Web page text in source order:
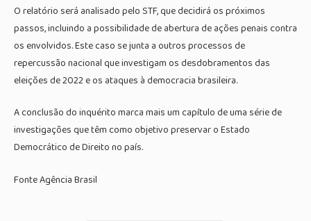
O relatório será analisado pelo STF, que decidirá os próximos
passos, incluindo a possibilidade de abertura de ações penais contra
os envolvidos. Este caso se junta a outros processos de
repercussão nacional que investigam os desdobramentos das
eleições de 2022 e os ataques à democracia brasileira.
A conclusão do inquérito marca mais um capítulo de uma série de
investigações que têm como objetivo preservar o Estado
Democrático de Direito no país.
Fonte Agência Brasil